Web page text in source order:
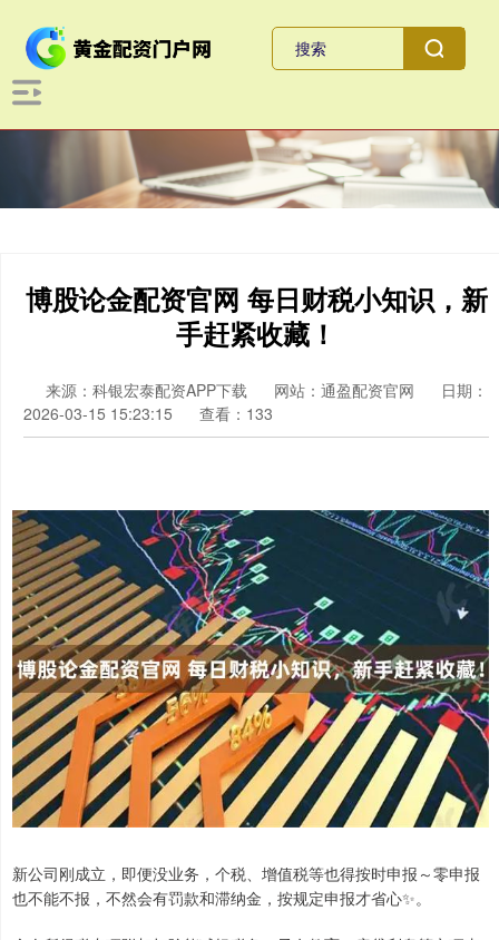
博股论金配资官网 每日财税小知识，新
手赶紧收藏！
来源：科银宏泰配资APP下载 网站：通盈配资官网
日期：
2026-03-15 15:23:15
查看：133
新公司刚成立，即便没业务，个税、增值税等也得按时申报～零申报
也不能不报，不然会有罚款和滞纳金，按规定申报才省心✨。